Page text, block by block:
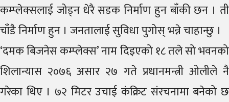
कम्प्लेक्सलाई जोड्न धेरै सडक निर्माण हुन बाँकी छन । ती
चाँडै निर्माण हुन । जनतालाई सुविधा पुगोस् भन्ने चाहान्छु ।
‘दमक बिजनेस कम्प्लेक्स’ नाम दिइएको १८ तले सो भवनको
शिलान्यास २०७६ असार २७ गते प्रधानमन्त्री ओलीले नै
गरेका थिए । ७२ मिटर उचाई कंक्रिट संरचनामा बनेको छ